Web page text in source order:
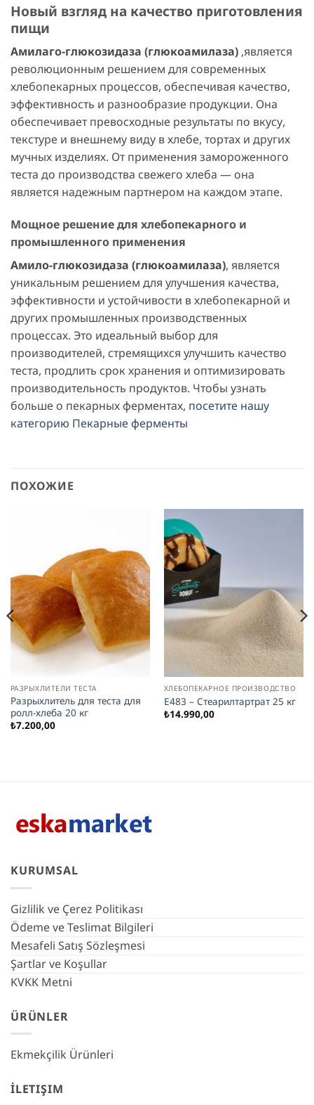
Новый взгляд на качество приготовления
пищи
Амилаго-глюкозидаза (глюкоамилаза) ,является
революционным решением для современных
хлебопекарных процессов, обеспечивая качество,
эффективность и разнообразие продукции. Она
обеспечивает превосходные результаты по вкусу,
текстуре и внешнему виду в хлебе, тортах и других
мучных изделиях. От применения замороженного
теста до производства свежего хлеба — она
является надежным партнером на каждом этапе.
Мощное решение для хлебопекарного и
промышленного применения
Амило-глюкозидаза (глюкоамилаза), является
уникальным решением для улучшения качества,
эффективности и устойчивости в хлебопекарной и
других промышленных производственных
процессах. Это идеальный выбор для
производителей, стремящихся улучшить качество
теста, продлить срок хранения и оптимизировать
производительность продуктов. Чтобы узнать
больше о пекарных ферментах, посетите нашу
категорию Пекарные ферменты
ПОХОЖИЕ
РАЗРЫХЛИТЕЛИ ТЕСТА
Разрыхлитель для теста для
ролл-хлеба 20 кг
₺7.200,00
ХЛЕБОПЕКАРНОЕ ПРОИЗВОДСТВО
E483 – Стеарилтартрат 25 кг
₺14.990,00
KURUMSAL
Gizlilik ve Çerez Politikası
Ödeme ve Teslimat Bilgileri
Mesafeli Satış Sözleşmesi
Şartlar ve Koşullar
KVKK Metni
ÜRÜNLER
Ekmekçilik Ürünleri
İLETIŞIM